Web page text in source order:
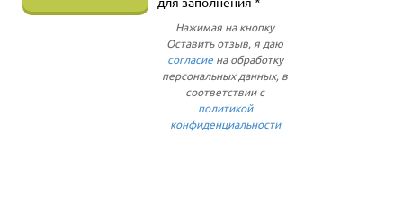
Нажимая на кнопку
Оставить отзыв, я даю
согласиена обработку
персональных данных, в
соответствии с
политикой
конфиденциальности